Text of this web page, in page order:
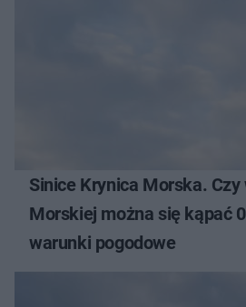
Sinice Krynica Morska. Czy
Morskiej można się kąpać
warunki pogodowe